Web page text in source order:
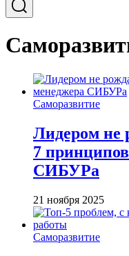
Саморазвитие
Лидером не
7
СИБУРа
21 ноября 2025
Саморазвитие